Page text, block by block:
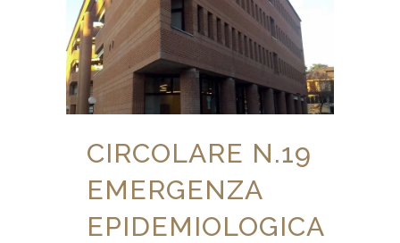
CIRCOLARE N.19
EMERGENZA
EPIDEMIOLOGICA